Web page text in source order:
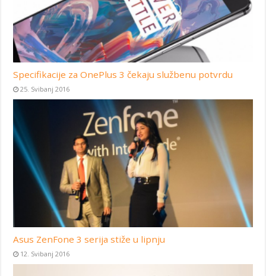
Specifikacije za OnePlus 3 čekaju službenu potvrdu
25. Svibanj 2016
Asus ZenFone 3 serija stiže u lipnju
12. Svibanj 2016